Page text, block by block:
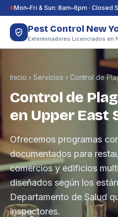
Saltar al contenido
Mon–Fri & Sun: 8am–6pm · Closed
Pest Control New
Exterminadores Licenciados en
Inicio › Servicios › Control de
Control de
en Upper East
Ofrecemos programas
documentados para
comercios y edificios
diseñados según los
Departamento de Salud
inspectores.